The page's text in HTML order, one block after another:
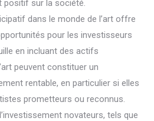
sur la société.
dans le monde de l’art offre
pour les investisseurs
en incluant des actifs
peuvent constituer un
rentable, en particulier si elles
prometteurs ou reconnus.
novateurs, tels que